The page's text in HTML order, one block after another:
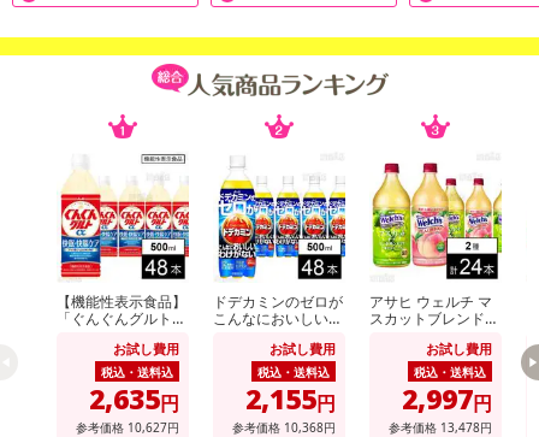
【機能性表示食品】
「ぐんぐんグルトα
お試し費用
税込・送料込
2,635円
参考価格 10,627円
ドデカミンのゼロが
こんなにおいしいわ
お試し費用
税込・送料込
2,155円
参考価格 10,368円
アサヒ ウェルチ マ
スカットブレンド10
ーチ100 800gお試し費用
税込・送料込
2,997円
参考価格 13,478円